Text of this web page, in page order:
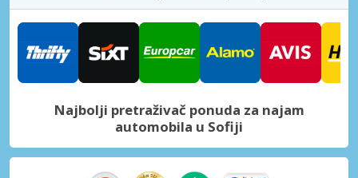
Najbolji pretraživač ponuda za najam
automobila u Sofiji